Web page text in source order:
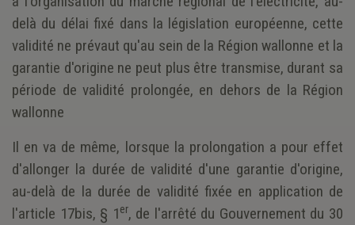
delà du délai fixé dans la législation européenne, cette
validité ne prévaut qu'au sein de la Région wallonne et la
garantie d'origine ne peut plus être transmise, durant sa
période de validité prolongée, en dehors de la Région
wallonne
Il en va de même, lorsque la prolongation a pour effet
d'allonger la durée de validité d'une garantie d'origine,
au-delà de la durée de validité fixée en application de
l'article 17bis, § 1er, de l'arrêté du Gouvernement du 30